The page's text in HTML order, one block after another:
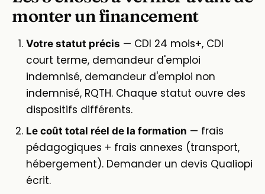
monter un financement
Votre statut précis — CDI 24 mois+, CDI
court terme, demandeur d'emploi
indemnisé, demandeur d'emploi non
indemnisé, RQTH. Chaque statut ouvre des
dispositifs différents.
Le coût total réel de la formation — frais
pédagogiques + frais annexes (transport,
hébergement). Demander un devis Qualiopi
écrit.